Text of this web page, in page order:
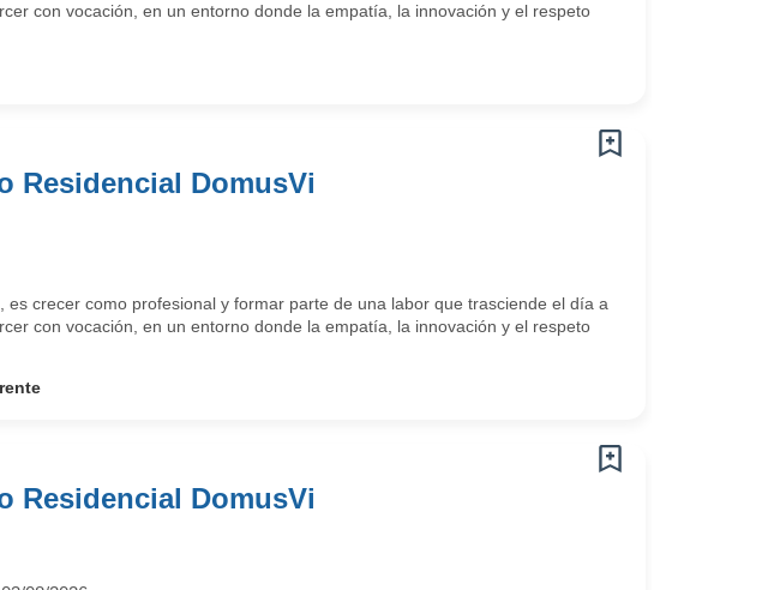
con vocación, en un entorno donde la empatía, la innovación y el respeto
Residencial DomusVi
es crecer como profesional y formar parte de una labor que trasciende el día a
con vocación, en un entorno donde la empatía, la innovación y el respeto
Residencial DomusVi